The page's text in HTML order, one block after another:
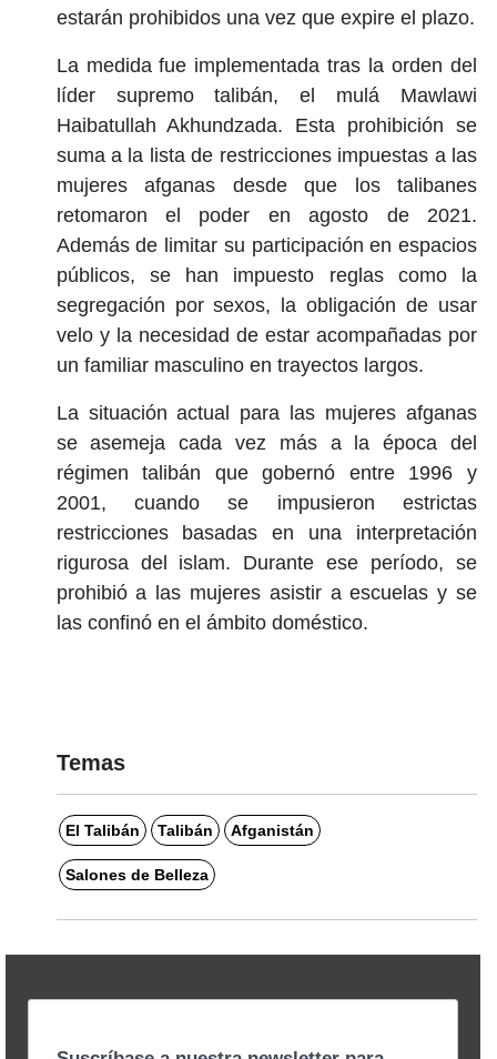
estarán prohibidos una vez que expire el plazo.
La medida fue implementada tras la orden del
líder supremo talibán, el mulá Mawlawi
Haibatullah Akhundzada. Esta prohibición se
suma a la lista de restricciones impuestas a las
mujeres afganas desde que los talibanes
retomaron el poder en agosto de 2021.
Además de limitar su participación en espacios
públicos, se han impuesto reglas como la
segregación por sexos, la obligación de usar
velo y la necesidad de estar acompañadas por
un familiar masculino en trayectos largos.
La situación actual para las mujeres afganas
se asemeja cada vez más a la época del
régimen talibán que gobernó entre 1996 y
2001, cuando se impusieron estrictas
restricciones basadas en una interpretación
rigurosa del islam. Durante ese período, se
prohibió a las mujeres asistir a escuelas y se
las confinó en el ámbito doméstico.
Temas
El Talibán Talibán Afganistán
Salones de Belleza